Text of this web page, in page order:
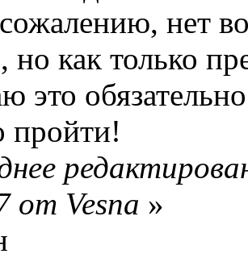
нет
но как только
это
пройти!
от Vesna »